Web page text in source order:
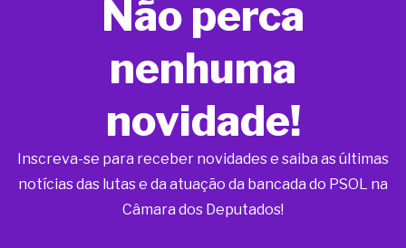
Não perca
nenhuma
novidade!
Inscreva-se para receber novidades e saiba as últimas
notícias das lutas e da atuação da bancada do PSOL na
Câmara dos Deputados!